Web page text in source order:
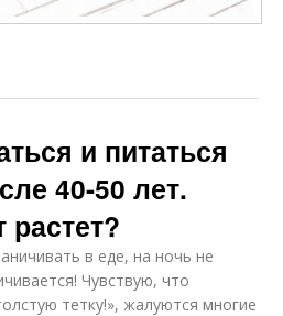
и питаться
40-50 лет.
в еде, на ночь не
Чувствую, что
тетку!», жалуются многие